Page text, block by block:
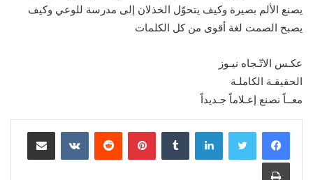
يصنع الألم بصيرة وكيف يتحوّل الخذلان إلى مدرسة للوعي وكيف
يصبح الصمت لغة أقوى من كل الكلمات
عكـس الاتّـجاه نيـوز
الحقيقـة الكاملـة
معــاً نصنع إعـلاماً جـديداً
لينكدإن بينتيريست مشاركة عبر البريد
طباعة